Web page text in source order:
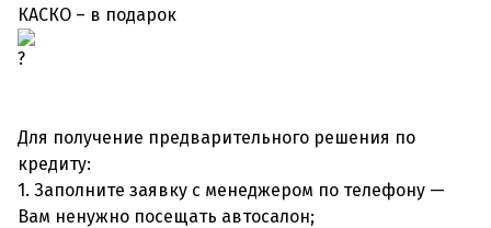
КАСКО – в подарок
Для получение предварительного решения по
кредиту:
1. Заполните заявку с менеджером по телефону —
Вам ненужно посещать автосалон;